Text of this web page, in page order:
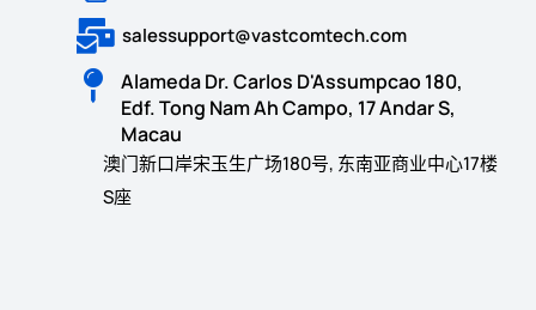
salessupport@vastcomtech.com
Alameda Dr. Carlos D'Assumpcao 180,
Edf. Tong Nam Ah Campo, 17 Andar S,
Macau
澳门新口岸宋玉生广场180号, 东南亚商业中心17楼
S座